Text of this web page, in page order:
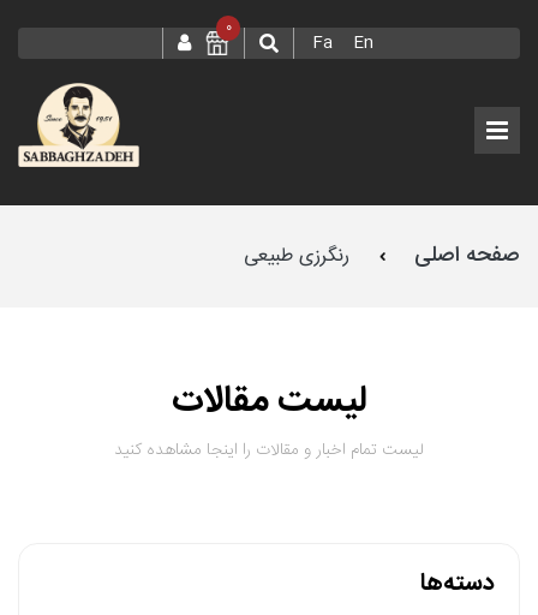
Fa En
0
صفحه اصلی رنگرزی طبیعی
لیست مقالات
لیست تمام اخبار و مقالات را اینجا مشاهده کنید
دسته‌ها